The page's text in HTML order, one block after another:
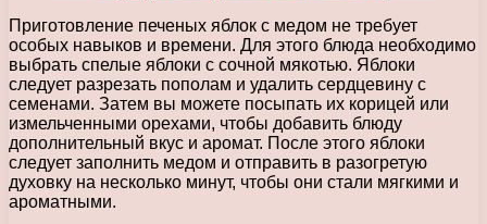
Приготовление печеных яблок с медом не требует
особых навыков и времени. Для этого блюда необходимо
выбрать спелые яблоки с сочной мякотью. Яблоки
следует разрезать пополам и удалить сердцевину с
семенами. Затем вы можете посыпать их корицей или
измельченными орехами, чтобы добавить блюду
дополнительный вкус и аромат. После этого яблоки
следует заполнить медом и отправить в разогретую
духовку на несколько минут, чтобы они стали мягкими и
ароматными.